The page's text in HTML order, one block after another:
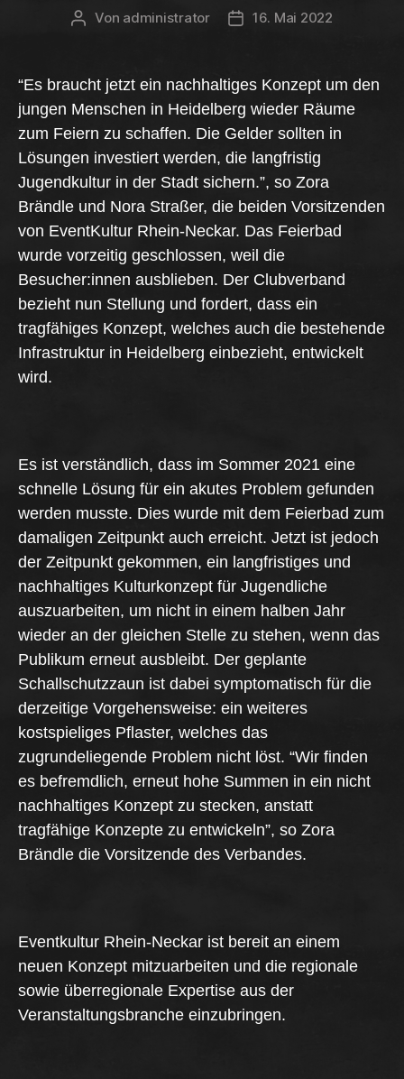
Beitragsautor
Von administrator Beitragsdatum
16. Mai 2022
“Es braucht jetzt ein nachhaltiges Konzept um den
jungen Menschen in Heidelberg wieder Räume
zum Feiern zu schaffen. Die Gelder sollten in
Lösungen investiert werden, die langfristig
Jugendkultur in der Stadt sichern.”, so Zora
Brändle und Nora Straßer, die beiden Vorsitzenden
von EventKultur Rhein-Neckar. Das Feierbad
wurde vorzeitig geschlossen, weil die
Besucher:innen ausblieben. Der Clubverband
bezieht nun Stellung und fordert, dass ein
tragfähiges Konzept, welches auch die bestehende
Infrastruktur in Heidelberg einbezieht, entwickelt
wird.
Es ist verständlich, dass im Sommer 2021 eine
schnelle Lösung für ein akutes Problem gefunden
werden musste. Dies wurde mit dem Feierbad zum
damaligen Zeitpunkt auch erreicht. Jetzt ist jedoch
der Zeitpunkt gekommen, ein langfristiges und
nachhaltiges Kulturkonzept für Jugendliche
auszuarbeiten, um nicht in einem halben Jahr
wieder an der gleichen Stelle zu stehen, wenn das
Publikum erneut ausbleibt. Der geplante
Schallschutzzaun ist dabei symptomatisch für die
derzeitige Vorgehensweise: ein weiteres
kostspieliges Pflaster, welches das
zugrundeliegende Problem nicht löst. “Wir finden
es befremdlich, erneut hohe Summen in ein nicht
nachhaltiges Konzept zu stecken, anstatt
tragfähige Konzepte zu entwickeln”, so Zora
Brändle die Vorsitzende des Verbandes.
Eventkultur Rhein-Neckar ist bereit an einem
neuen Konzept mitzuarbeiten und die regionale
sowie überregionale Expertise aus der
Veranstaltungsbranche einzubringen.